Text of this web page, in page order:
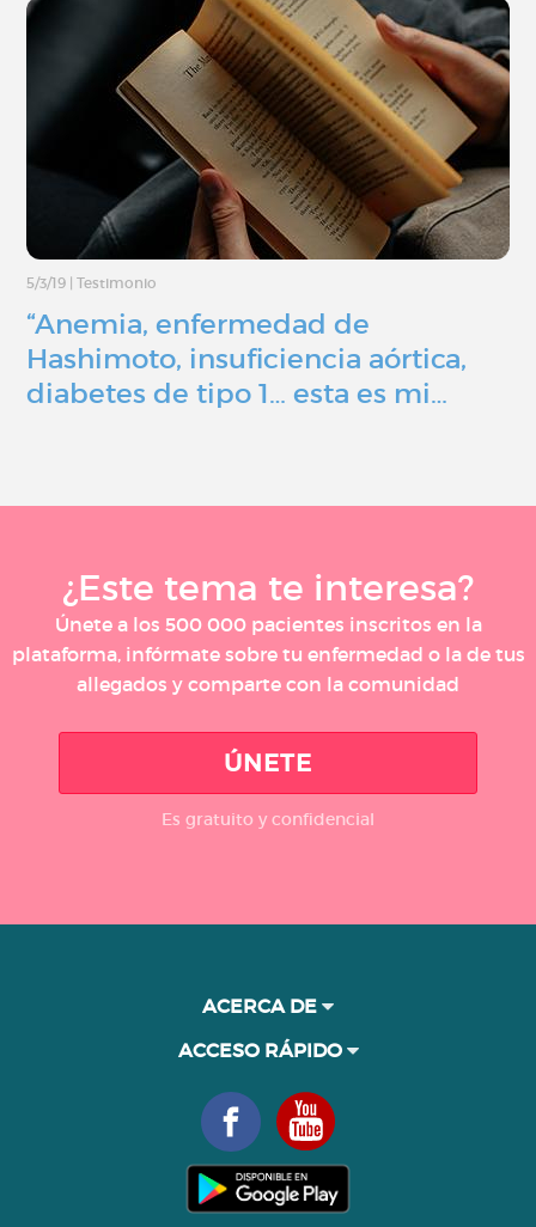
5/3/19 | Testimonio
“Anemia, enfermedad de
Hashimoto, insuficiencia aórtica,
diabetes de tipo 1… esta es mi…
¿Este tema te interesa?
Únete a los 500 000 pacientes inscritos en la
plataforma, infórmate sobre tu enfermedad o la de tus
allegados y comparte con la comunidad
ÚNETE
Es gratuito y confidencial
ACERCA DE
ACCESO RÁPIDO